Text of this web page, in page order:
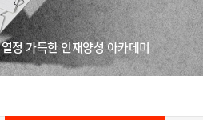
열정 가득한 인재양성 아카데미